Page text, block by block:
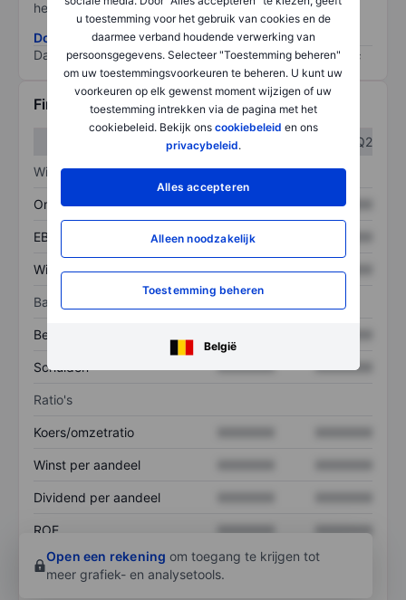
u toestemming voor het gebruik van cookies en de
daarmee verband houdende verwerking van
persoonsgegevens. Selecteer "Toestemming beheren"
om uw toestemmingsvoorkeuren te beheren. U kunt uw
voorkeuren op elk gewenst moment wijzigen of uw
toestemming intrekken via de pagina met het
cookiebeleid. Bekijk ons cookiebeleid en ons
privacybeleid.
Alles accepteren
Alleen noodzakelijk
Toestemming beheren
België
het grootste risico).
Download de ESG-risicomethodologie
Data provided by
/
Financiële gegevens
Q2
Winst/verlies
Omzet XXXXXXX XXXXXXX
EBITDA XXXXXXX
Winst XXXXXXX XXXXXXX
Balans
Bezittingen
Schulden XXXXXXX XXXXXXX
Ratio's
Koers/omzetratio
Winst per aandeel
Dividend per aandeel
ROE XXXXXXX
XXXXXXX
Open een rekening om toegang te krijgen tot
meer grafiek- en analysetools.